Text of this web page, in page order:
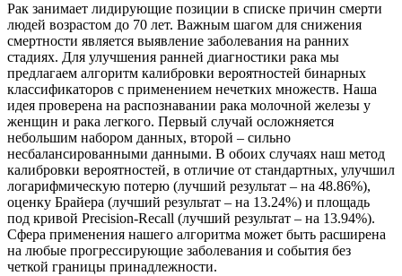
Рак занимает лидирующие позиции в списке причин смерти
людей возрастом до 70 лет. Важным шагом для снижения
смертности является выявление заболевания на ранних
стадиях. Для улучшения ранней диагностики рака мы
предлагаем алгоритм калибровки вероятностей бинарных
классификаторов с применением нечетких множеств. Наша
идея проверена на распознавании рака молочной железы у
женщин и рака легкого. Первый случай осложняется
небольшим набором данных, второй – сильно
несбалансированными данными. В обоих случаях наш метод
калибровки вероятностей, в отличие от стандартных, улучшил
логарифмическую потерю (лучший результат – на 48.86%),
оценку Брайера (лучший результат – на 13.24%) и площадь
под кривой Precision-Recall (лучший результат – на 13.94%).
Сфера применения нашего алгоритма может быть расширена
на любые прогрессирующие заболевания и события без
четкой границы принадлежности.